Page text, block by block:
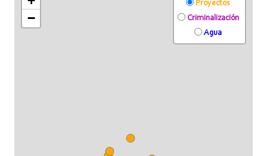
−
Proyectos
Criminalización
Agua